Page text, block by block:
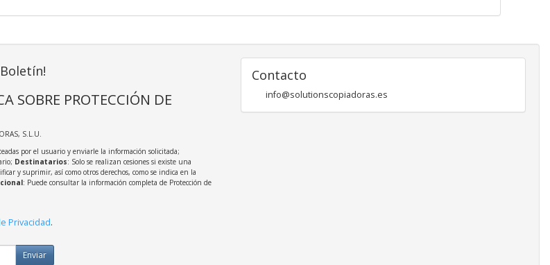
SOBRE PROTECCIÓN DE
S.L.U.
por el usuario y enviarle la información solicitada;
Destinatarios: Solo se realizan cesiones si existe una
y suprimir, así como otros derechos, como se indica en la
: Puede consultar la información completa de Protección de
Privacidad.
Enviar
Contacto
info@solutionscopiadoras.es